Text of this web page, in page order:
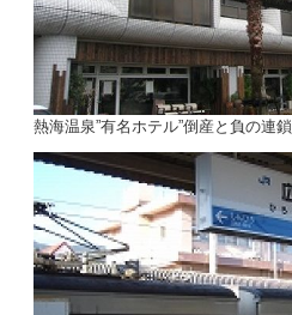
熱海温泉”有名ホテル”倒産と負の連鎖